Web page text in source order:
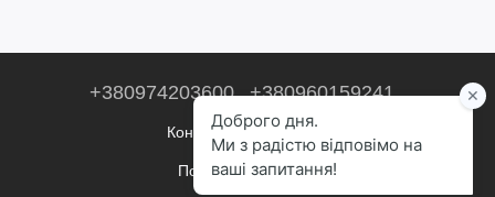
+380974203600 +380960159241
Контактна інформація
Повна версія сайту